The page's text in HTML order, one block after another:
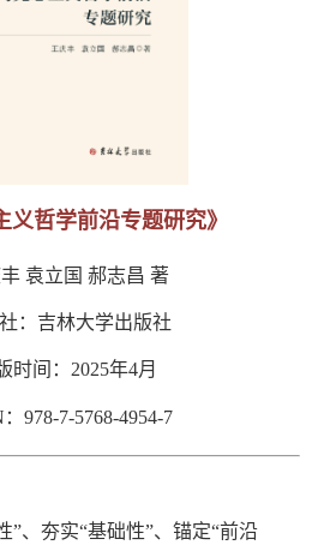
义哲学前沿专题研究》
袁立国 郝志昌 著
：吉林大学出版社
时间：2025年4月
978-7-5768-4954-7
”、夯实“基础性”、锚定“前沿